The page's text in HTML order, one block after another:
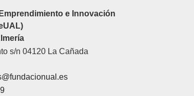
e Innovación
s/n 04120 La Cañada